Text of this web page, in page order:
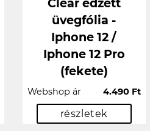
Clear edzett
üvegfólia -
Iphone 12 /
Iphone 12 Pro
(fekete)
Webshop ár 4.490 Ft
részletek